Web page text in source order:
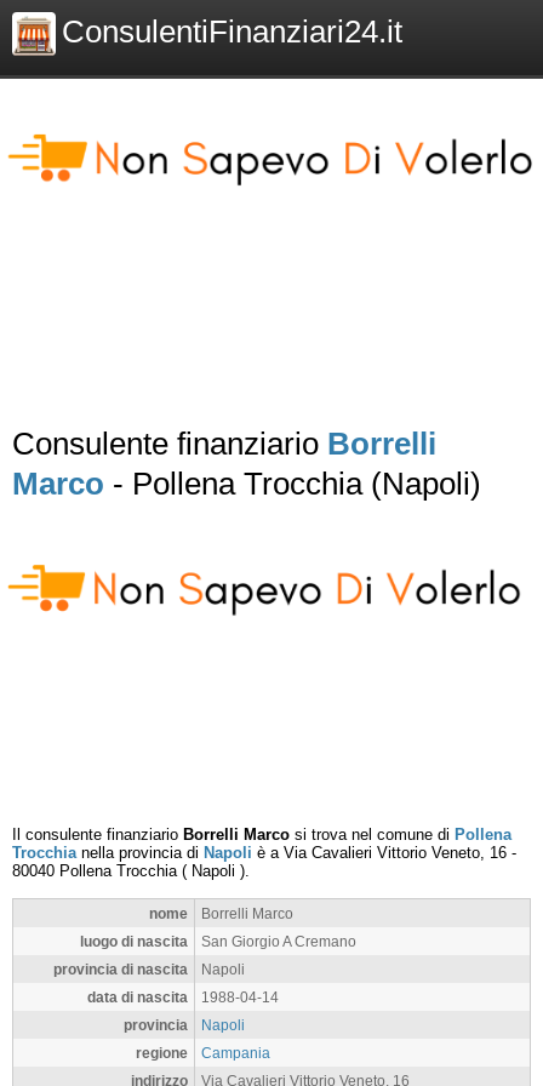
ConsulentiFinanziari24.it
Consulente finanziario Borrelli
Marco - Pollena Trocchia (Napoli)
Il consulente finanziario Borrelli Marco si trova nel comune di Pollena
Trocchianella provincia di Napoli è a Via Cavalieri Vittorio Veneto, 16 -
80040 Pollena Trocchia( Napoli ).
nome
Borrelli Marco
luogo di nascita
San Giorgio A Cremano
provincia di nascita
Napoli
data di nascita
1988-04-14
provincia
Napoli
regione
Campania
indirizzo
Via Cavalieri Vittorio Veneto, 16